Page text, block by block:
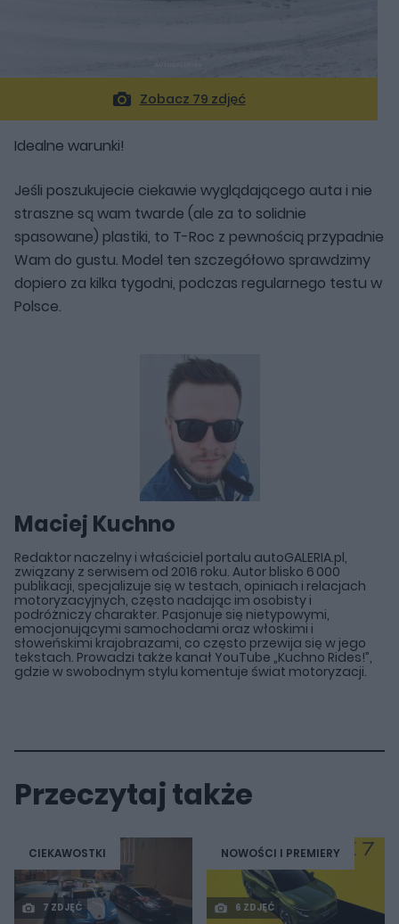
Zobacz 79 zdjęć
Idealne warunki!
Jeśli poszukujecie ciekawie wyglądającego auta i nie
straszne są wam twarde (ale za to solidnie
spasowane) plastiki, to T-Roc z pewnością przypadnie
Wam do gustu. Model ten szczegółowo sprawdzimy
dopiero za kilka tygodni, podczas regularnego testu w
Polsce.
Maciej Kuchno
Redaktor naczelny i właściciel portalu autoGALERIA.pl,
związany z serwisem od 2016 roku. Autor blisko 6 000
publikacji, specjalizuje się w testach, opiniach i relacjach
motoryzacyjnych, często nadając im osobisty i
podróżniczy charakter. Pasjonuje się nietypowymi,
emocjonującymi samochodami oraz włoskimi i
słoweńskimi krajobrazami, co często przewija się w jego
tekstach. Prowadzi także kanał YouTube „Kuchno Rides!”,
gdzie w swobodnym stylu komentuje świat motoryzacji.
Przeczytaj także
CIEKAWOSTKI
7 ZDJĘĆ
NOWOŚCI I PREMIERY
6 ZDJĘĆ